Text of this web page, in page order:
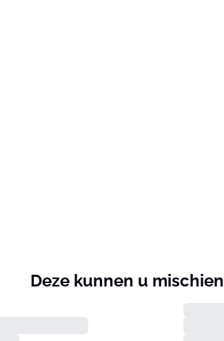
Deze kunnen u